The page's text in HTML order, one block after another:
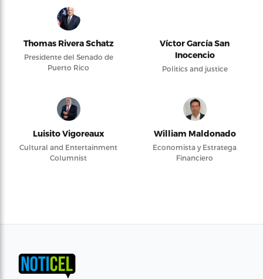
Thomas Rivera Schatz
Presidente del Senado de
Puerto Rico
Víctor García San
Inocencio
Politics and justice
Luisito Vigoreaux
Cultural and Entertainment
Columnist
William Maldonado
Economista y Estratega
Financiero